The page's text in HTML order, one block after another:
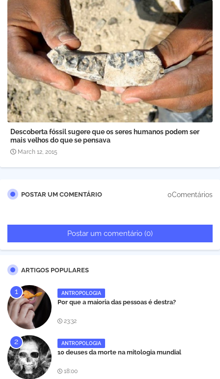
Descoberta fóssil sugere que os seres humanos podem ser
mais velhos do que se pensava
March 12, 2015
POSTAR UM COMENTÁRIO 0Comentários
Postar um comentário (0)
ARTIGOS POPULARES
ANTROPOLOGIA
Por que a maioria das pessoas é destra?
23:32
ANTROPOLOGIA
10 deuses da morte na mitologia mundial
18:00